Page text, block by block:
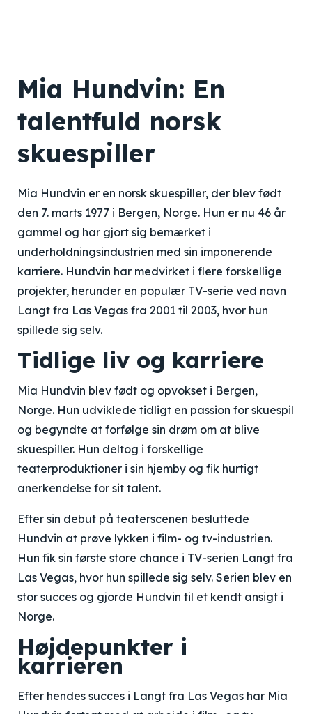
Mia Hundvin: En
talentfuld norsk
skuespiller
Mia Hundvin er en norsk skuespiller, der blev født
den 7. marts 1977 i Bergen, Norge. Hun er nu 46 år
gammel og har gjort sig bemærket i
underholdningsindustrien med sin imponerende
karriere. Hundvin har medvirket i flere forskellige
projekter, herunder en populær TV-serie ved navn
Langt fra Las Vegas fra 2001 til 2003, hvor hun
spillede sig selv.
Tidlige liv og karriere
Mia Hundvin blev født og opvokset i Bergen,
Norge. Hun udviklede tidligt en passion for skuespil
og begyndte at forfølge sin drøm om at blive
skuespiller. Hun deltog i forskellige
teaterproduktioner i sin hjemby og fik hurtigt
anerkendelse for sit talent.
Efter sin debut på teaterscenen besluttede
Hundvin at prøve lykken i film- og tv-industrien.
Hun fik sin første store chance i TV-serien Langt fra
Las Vegas, hvor hun spillede sig selv. Serien blev en
stor succes og gjorde Hundvin til et kendt ansigt i
Norge.
Højdepunkter i
karrieren
Efter hendes succes i Langt fra Las Vegas har Mia